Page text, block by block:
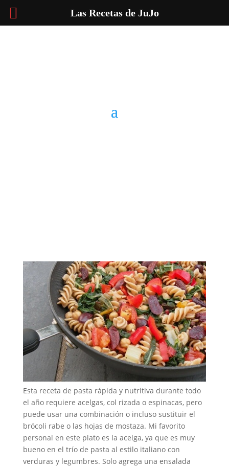
Esta receta de pasta rápida y nutritiva durante todo
el año requiere acelgas, col rizada o espinacas, pero
puede usar una combinación o incluso sustituir el
brócoli rabe o las hojas de mostaza. Mi favorito
personal en este plato es la acelga, ya que es muy
bueno en el trío de pasta al estilo italiano con
verduras y legumbres. Solo agrega una ensalada
Las Recetas de JuJo